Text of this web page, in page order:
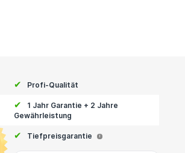
✔ Profi-Qualität
✔
1 Jahr Garantie + 2 Jahre
Gewährleistung
✔ Tiefpreisgarantie i